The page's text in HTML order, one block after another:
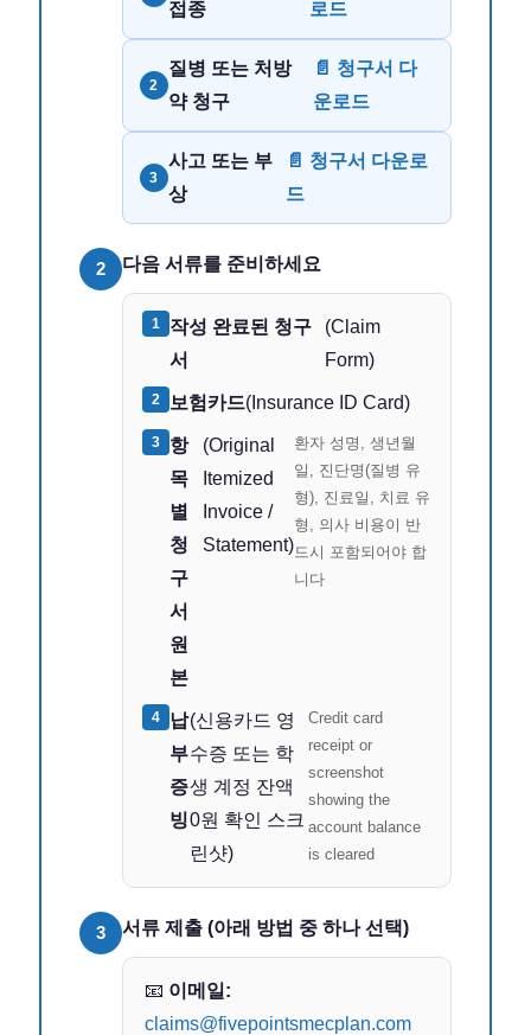
접종 로드
2
질병 또는 처방
약 청구
📄 청구서 다
운로드
3
사고 또는 부
상
📄 청구서 다운로
드
2 다음 서류를 준비하세요
1
작성 완료된 청구
서
(Claim
Form)
2 보험카드(Insurance ID Card)
3
항
목
별
청
구
서
원
본
(Original
Itemized
Invoice /
Statement)
환자 성명, 생년월
일, 진단명(질병 유
형), 진료일, 치료 유
형, 의사 비용이 반
드시 포함되어야 합
니다
4
납
부
증
빙
(신용카드 영
수증 또는 학
생 계정 잔액
0원 확인 스크
린샷)
Credit card
receipt or
screenshot
showing the
account balance
is cleared
3 서류 제출 (아래 방법 중 하나 선택)
📧 이메일:
claims@fivepointsmecplan.com